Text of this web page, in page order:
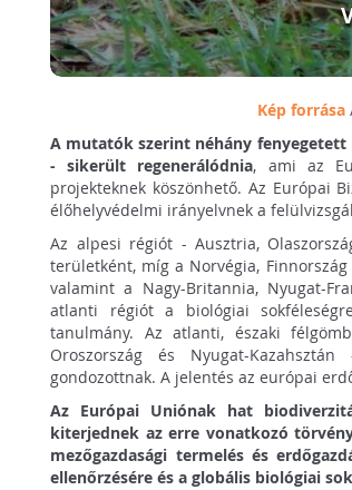
Kép forrása
A mutatók szerint néhány fenyegetett
- sikerült regenerálódnia, ami az
projekteknek köszönhető. Az Európai
élőhelyvédelmi irányelvnek a
Az alpesi régiót - Ausztria,
területként, míg a Norvégia,
valamint a Nagy-Britannia, Nyugat-
atlanti régiót a biológiai
tanulmány. Az atlanti, északi
Oroszország és Nyugat-
gondozottnak. A jelentés az európai
Az Európai Uniónak hat
kiterjednek az erre vonatkozó
mezőgazdasági termelés és
ellenőrzésére és a globális biológiai